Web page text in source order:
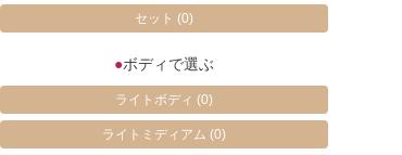
セット(0)
●ボディで選ぶ
ライトボディ(0)
ライトミディアム(0)